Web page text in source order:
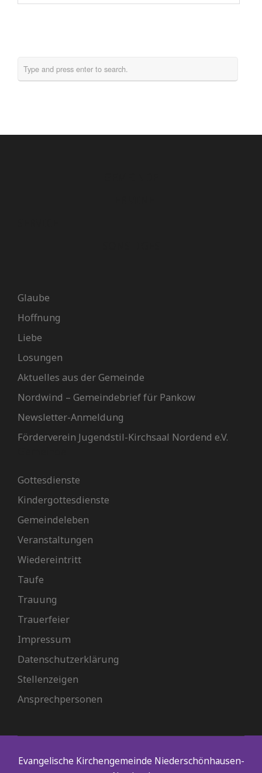
Glaube
Hoffnung
Liebe
Losungen
Aktuelles aus der Gemeinde
Nordwind – Gemeindebrief für Pankow
Newsletter-Anmeldung
Förderverein Jugendstil-Kirchsaal Nordend e.V.
Gottesdienste
Kindergottesdienste
Gemeindeleben
Veranstaltungen
Wiedereintritt
Taufe
Trauung
Trauerfeier
Impressum
Datenschutzerklärung
Stellenzeigen
Ansprechpersonen
Evangelische Kirchengemeinde Niederschönhausen-